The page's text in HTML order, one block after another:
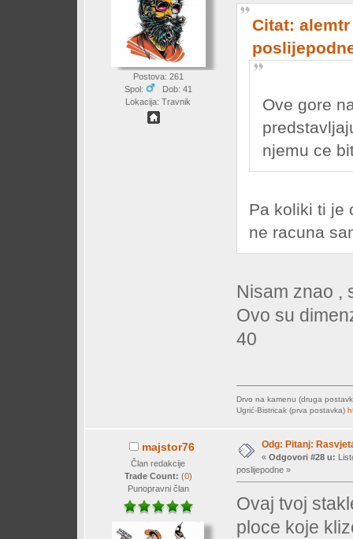
Postova: 261
Spol:
Dob: 41
Lokacija: Travnik
Citat: alemtr
Ove gore
njemu ce
Pa koliki ti je
ne racuna
Nisam znao ,
Ovo su
40
Drvo na kamenu (druga
Ugrić-Bistricak (prva postavka)
majstor76
Član redakcije
Trade Count: (0)
Punopravni član
Odg: Pitanj:
« Odgovori #28 u:
poslijepodne »
Ovaj tvoj
ploce koje